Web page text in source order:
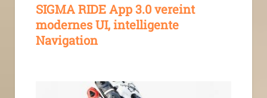
SIGMA RIDE App 3.0 vereint
modernes UI, intelligente
Navigation